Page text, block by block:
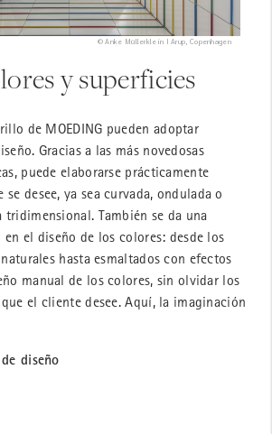
© Anke Müllerklein I Arup, Copenhagen
y superficies
de MOEDING pueden adoptar
Gracias a las más novedosas
puede elaborarse prácticamente
desee, ya sea curvada, ondulada o
También se da una
el diseño de los colores: desde los
hasta esmaltados con efectos
manual de los colores, sin olvidar los
el cliente desee. Aquí, la imaginación
diseño